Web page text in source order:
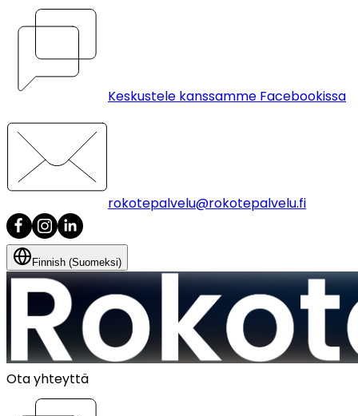
Keskustele kanssamme Facebookissa
rokotepalvelu@rokotepalvelu.fi
Finnish (Suomeksi)
Ota yhteyttä